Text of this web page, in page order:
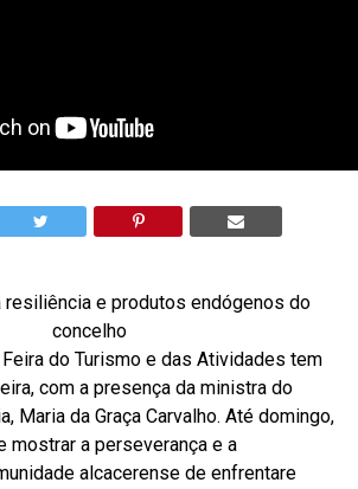
resiliência e produtos endógenos do
concelho
do Turismo e das Atividades tem
com a presença da ministra do
Maria da Graça Carvalho. Até domingo,
mostrar a perseverança e a
alcacerense de enfrentare